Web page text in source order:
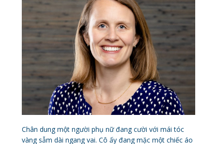
Chân dung một người phụ nữ đang cười với mái tóc
vàng sẫm dài ngang vai. Cô ấy đang mặc một chiếc áo